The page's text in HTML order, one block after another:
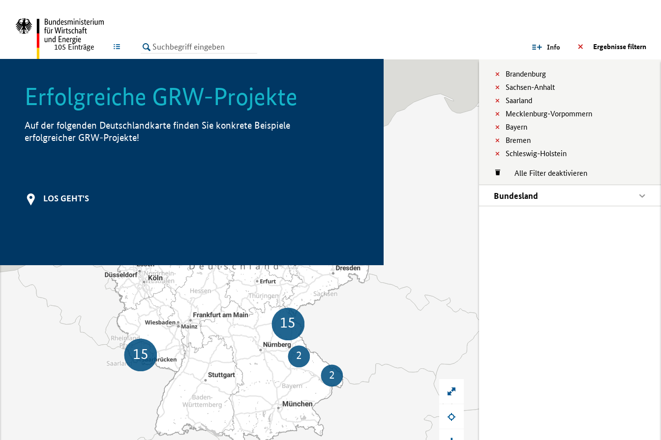
LISTE Ergebnisse filtern
Info
Brandenburg
Sachsen-Anhalt
Saarland
Mecklenburg-Vorpommern
Bayern
Bremen
Schleswig-Holstein
Alle Filter deaktivieren
Bundesland
105 Einträge
Erfolgreiche GRW-Projekte
Auf der folgenden Deutschlandkarte finden Sie konkrete Beispiele
erfolgreicher GRW-Projekte!
LOS GEHT'S